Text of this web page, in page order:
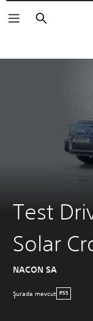
Arama
Test
Solar
NACON SA
Şurada mevcut PS5